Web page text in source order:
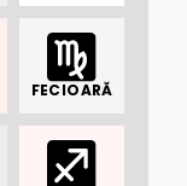
FECIOARĂ